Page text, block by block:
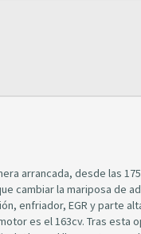
arrancada, desde las
cambiar la mariposa de
enfriador, EGR y parte
es el 163cv. Tras esta